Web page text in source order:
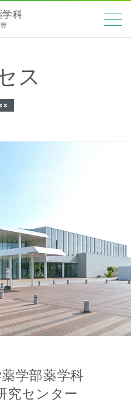
学科
ス
学部薬学科
究センター